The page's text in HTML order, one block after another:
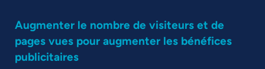
Augmenter le nombre de visiteurs et de
pages vues pour augmenter les bénéfices
publicitaires